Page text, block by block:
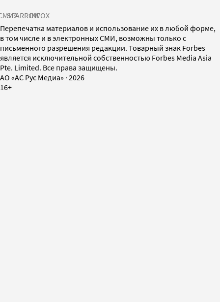
SPARROWINFOX
Перепечатка материалов и использование их в любой форме,
в том числе и в электронных СМИ, возможны только с
письменного разрешения редакции. Товарный знак Forbes
является исключительной собственностью Forbes Media Asia
Pte. Limited. Все права защищены.
AO «АС Рус Медиа» · 2026
16+